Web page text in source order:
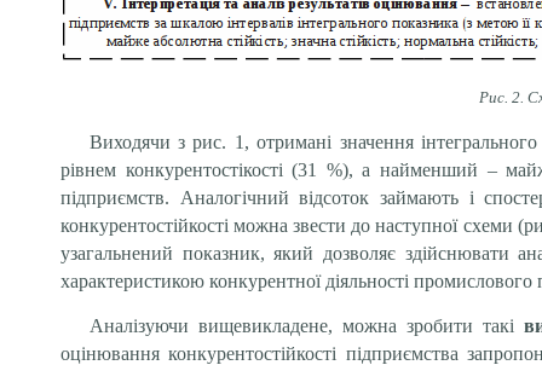
Рис. 2.
Виходячи з рис. 1, отримані значення
рівнем конкурентостікості (31 %), а найменший –
підприємств. Аналогічний відсоток займають і
конкурентостійкості можна звести до наступної схеми
узагальнений показник, який дозволяє здійснювати
характеристикою конкурентної діяльності
Аналізуючи вищевикладене, можна зробити такі
оцінювання конкурентостійкості підприємства